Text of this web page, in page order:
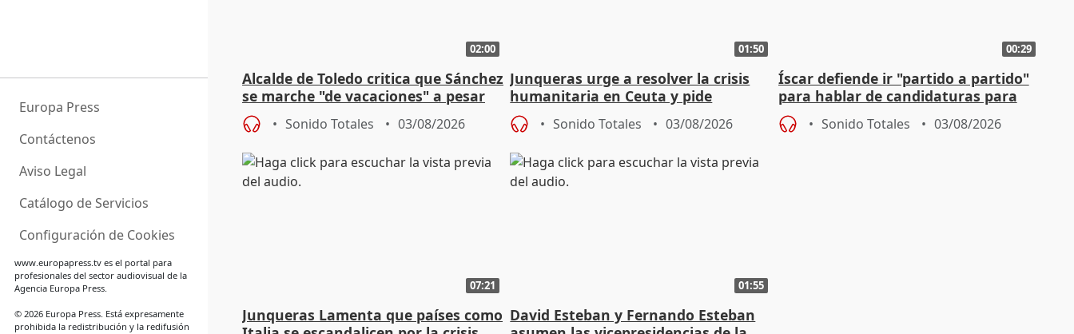
Europa Press
Contáctenos
Aviso Legal
Catálogo de Servicios
Configuración de Cookies
www.europapress.tves el portal para
profesionales del sector audiovisual de la
Agencia Europa Press.
© 2026 Europa Press. Está expresamente
prohibida la redistribución y la redifusión
02:00
Alcalde de Toledo critica que Sánchez
se marche "de vacaciones" a pesar
de la crisis migratoria
Sonido Totales 03/08/2026
01:50
Junqueras urge a resolver la crisis
humanitaria en Ceuta y pide
responsabilidad a la UE
Sonido Totales 03/08/2026
00:29
Íscar defiende ir "partido a partido"
para hablar de candidaturas para
2027
Sonido Totales 03/08/2026
07:21
Junqueras Lamenta que países como
01:55
David Esteban y Fernando Esteban